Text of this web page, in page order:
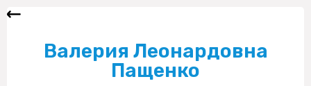
Валерия Леонардовна
Пащенко